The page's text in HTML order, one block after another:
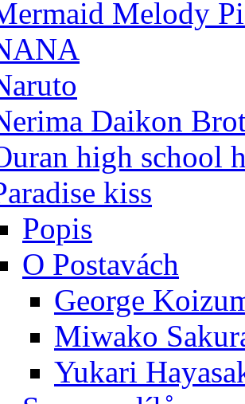
Melody
Daikon
high school
kiss
Popis
O Postavách
George
Miwako
Yukari